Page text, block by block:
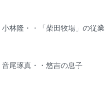
林隆・・「柴田牧場」の従業
尾琢真・・悠吉の息子